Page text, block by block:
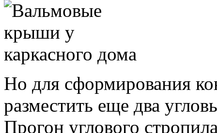
Но для сформирования
разместить еще два
Прогон углового